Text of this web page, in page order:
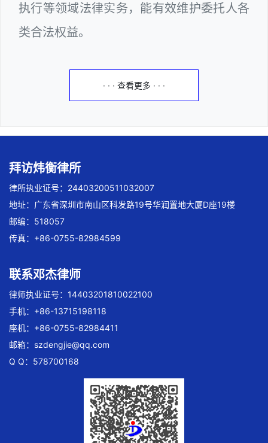
执行等领域法律实务，能有效维护委托人各
类合法权益。
· · · 查看更多 · · ·
拜访炜衡律所
律所执业证号：24403200511032007
地址：广东省深圳市南山区科发路19号华润置地大厦D座19楼
邮编：518057
传真：+86-0755-82984599
联系邓杰律师
律师执业证号：14403201810022100
手机：+86-13715198118
座机：+86-0755-82984411
邮箱： szdengjie@qq.com
Q Q：578700168